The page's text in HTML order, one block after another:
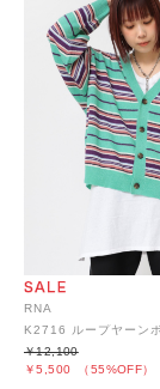
RNA
￥5,500 （55%OFF）
￥12,100